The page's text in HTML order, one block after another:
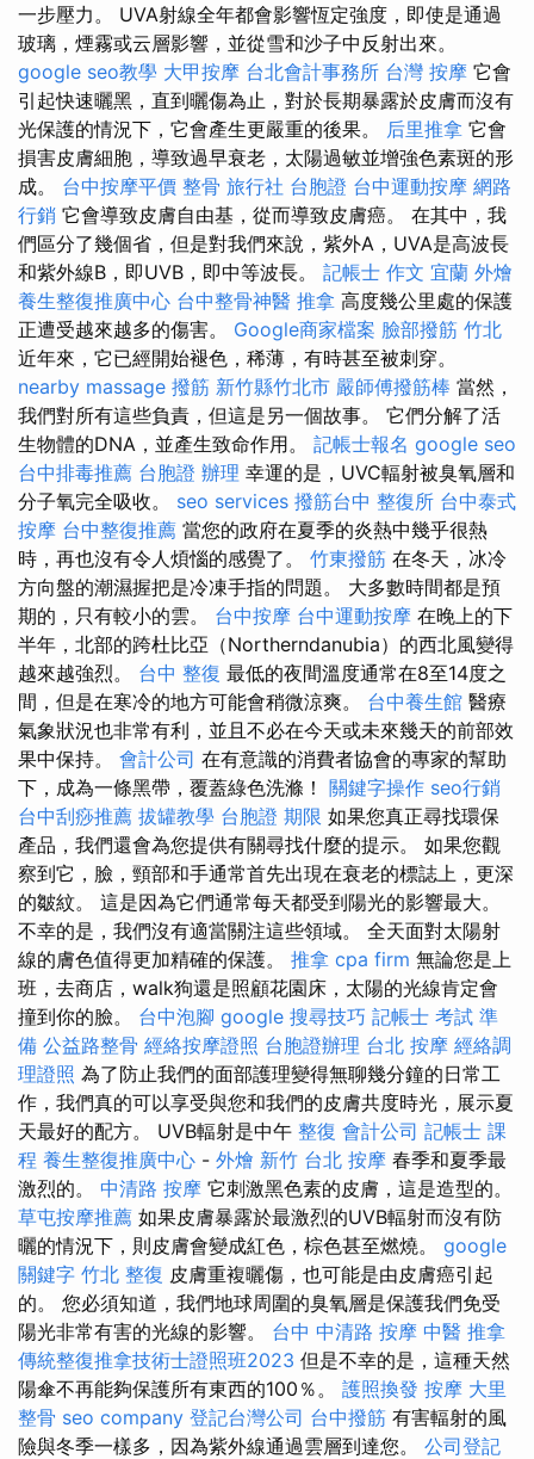
一步壓力。 UVA射線全年都會影響恆定強度，即使是通過
玻璃，煙霧或云層影響，並從雪和沙子中反射出來。
google seo教學 大甲按摩 台北會計事務所 台灣 按摩 它會
引起快速曬黑，直到曬傷為止，對於長期暴露於皮膚而沒有
光保護的情況下，它會產生更嚴重的後果。 后里推拿 它會
損害皮膚細胞，導致過早衰老，太陽過敏並增強色素斑的形
成。 台中按摩平價 整骨 旅行社 台胞證 台中運動按摩 網路
行銷 它會導致皮膚自由基，從而導致皮膚癌。 在其中，我
們區分了幾個省，但是對我們來說，紫外A，UVA是高波長
和紫外線B，即UVB，即中等波長。 記帳士 作文 宜蘭 外燴
養生整復推廣中心 台中整骨神醫 推拿 高度幾公里處的保護
正遭受越來越多的傷害。 Google商家檔案 臉部撥筋 竹北
近年來，它已經開始褪色，稀薄，有時甚至被刺穿。
nearby massage 撥筋 新竹縣竹北市 嚴師傅撥筋棒 當然，
我們對所有這些負責，但這是另一個故事。 它們分解了活
生物體的DNA，並產生致命作用。 記帳士報名 google seo
台中排毒推薦 台胞證 辦理 幸運的是，UVC輻射被臭氧層和
分子氧完全吸收。 seo services 撥筋台中 整復所 台中泰式
按摩 台中整復推薦 當您的政府在夏季的炎熱中幾乎很熱
時，再也沒有令人煩惱的感覺了。 竹東撥筋 在冬天，冰冷
方向盤的潮濕握把是冷凍手指的問題。 大多數時間都是預
期的，只有較小的雲。 台中按摩 台中運動按摩 在晚上的下
半年，北部的跨杜比亞（Northerndanubia）的西北風變得
越來越強烈。 台中 整復 最低的夜間溫度通常在8至14度之
間，但是在寒冷的地方可能會稍微涼爽。 台中養生館 醫療
氣象狀況也非常有利，並且不必在今天或未來幾天的前部效
果中保持。 會計公司 在有意識的消費者協會的專家的幫助
下，成為一條黑帶，覆蓋綠色洗滌！ 關鍵字操作 seo行銷
台中刮痧推薦 拔罐教學 台胞證 期限 如果您真正尋找環保
產品，我們還會為您提供有關尋找什麼的提示。 如果您觀
察到它，臉，頸部和手通常首先出現在衰老的標誌上，更深
的皺紋。 這是因為它們通常每天都受到陽光的影響最大。
不幸的是，我們沒有適當關注這些領域。 全天面對太陽射
線的膚色值得更加精確的保護。 推拿 cpa firm 無論您是上
班，去商店，walk狗還是照顧花園床，太陽的光線肯定會
撞到你的臉。 台中泡腳 google 搜尋技巧 記帳士 考試 準
備 公益路整骨 經絡按摩證照 台胞證辦理 台北 按摩 經絡調
理證照 為了防止我們的面部護理變得無聊幾分鐘的日常工
作，我們真的可以享受與您和我們的皮膚共度時光，展示夏
天最好的配方。 UVB輻射是中午 整復 會計公司 記帳士 課
程 養生整復推廣中心 - 外燴 新竹 台北 按摩 春季和夏季最
激烈的。 中清路 按摩 它刺激黑色素的皮膚，這是造型的。
草屯按摩推薦 如果皮膚暴露於最激烈的UVB輻射而沒有防
曬的情況下，則皮膚會變成紅色，棕色甚至燃燒。 google
關鍵字 竹北 整復 皮膚重複曬傷，也可能是由皮膚癌引起
的。 您必須知道，我們地球周圍的臭氧層是保護我們免受
陽光非常有害的光線的影響。 台中 中清路 按摩 中醫 推拿
傳統整復推拿技術士證照班2023 但是不幸的是，這種天然
陽傘不再能夠保護所有東西的100％。 護照換發 按摩 大里
整骨 seo company 登記台灣公司 台中撥筋 有害輻射的風
險與冬季一樣多，因為紫外線通過雲層到達您。 公司登記